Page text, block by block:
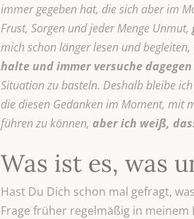
immer gegeben hat, die sich aber im
Frust, Sorgen und jeder Menge Unmut,
mich schon länger lesen und begleiten,
halte und immer versuche
Situation zu basteln. Deshalb bleibe
die diesen Gedanken im Moment, mit
führen zu können, aber ich weiß,
Was ist es, was
Hast Du Dich schon mal gefragt,
Frage früher regelmäßig in meinem